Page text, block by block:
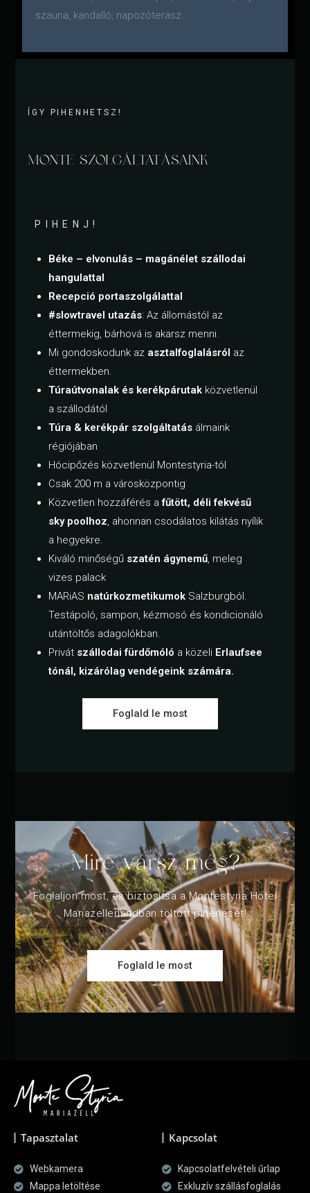
szauna, kandalló, napozóterasz.
ÍGY PIHENHETSZ!
MONTE SZOLGÁLTATÁSAINK
PIHENJ!
Béke – elvonulás – magánélet szállodai
hangulattal
Recepció portaszolgálattal
#slowtravel utazás: Az állomástól az
éttermekig, bárhová is akarsz menni.
Mi gondoskodunk az asztalfoglalásról az
éttermekben.
Túraútvonalak és kerékpárutak közvetlenül
a szállodától
Túra & kerékpár szolgáltatás álmaink
régiójában
Hócipőzés közvetlenül Montestyria-tól
Csak 200 m a városközpontig
Közvetlen hozzáférés afűtött, déli fekvésű
sky poolhoz, ahonnan csodálatos kilátás nyílik
a hegyekre.
Kiváló minőségű szatén ágynemű, meleg
vizes palack
MARiAS natúrkozmetikumok Salzburgból.
Testápoló, sampon, kézmosó és kondicionáló
utántöltős adagolókban.
Privát szállodai fürdőmóló a közeli Erlaufsee
tónál, kizárólag vendégeink számára.
Foglald le most
Mire vársz még?
Foglaljon most, és biztosítsa a Montestyria Hotel
Mariazellerlandban töltött pihenését!
Foglald le most
Tapasztalat
Webkamera
Mappa letöltése
Kapcsolat
Kapcsolatfelvételi űrlap
Exkluzív szállásfoglalás